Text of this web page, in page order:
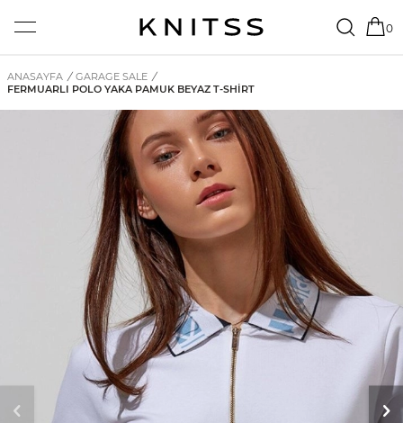
0
ANASAYFA / GARAGE SALE /
FERMUARLI POLO YAKA PAMUK BEYAZ T-SHIRT